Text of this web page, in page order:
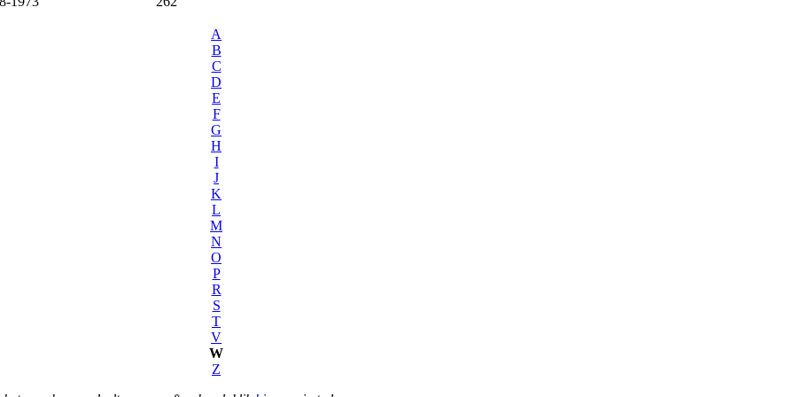
A
B
C
D
E
F
G
H
I
J
K
L
M
N
O
P
R
S
T
V
W
Z